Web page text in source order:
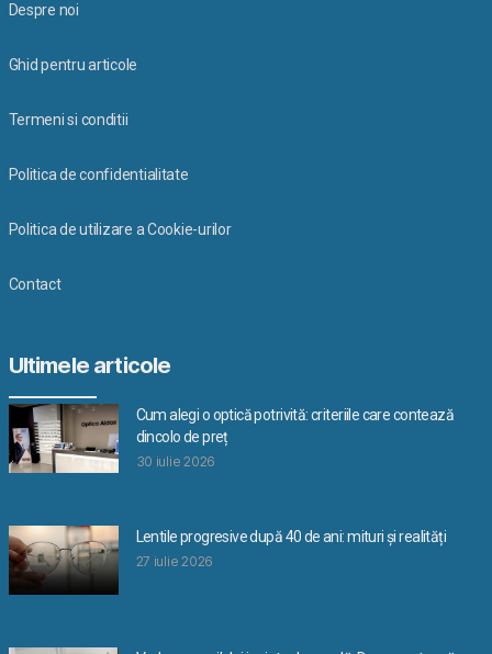
Despre noi
Ghid pentru articole
Termeni si conditii
Politica de confidentialitate
Politica de utilizare a Cookie-urilor
Contact
Ultimele articole
Cum alegi o optică potrivită: criteriile care contează
dincolo de preț
30 iulie 2026
Lentile progresive după 40 de ani: mituri și realități
27 iulie 2026